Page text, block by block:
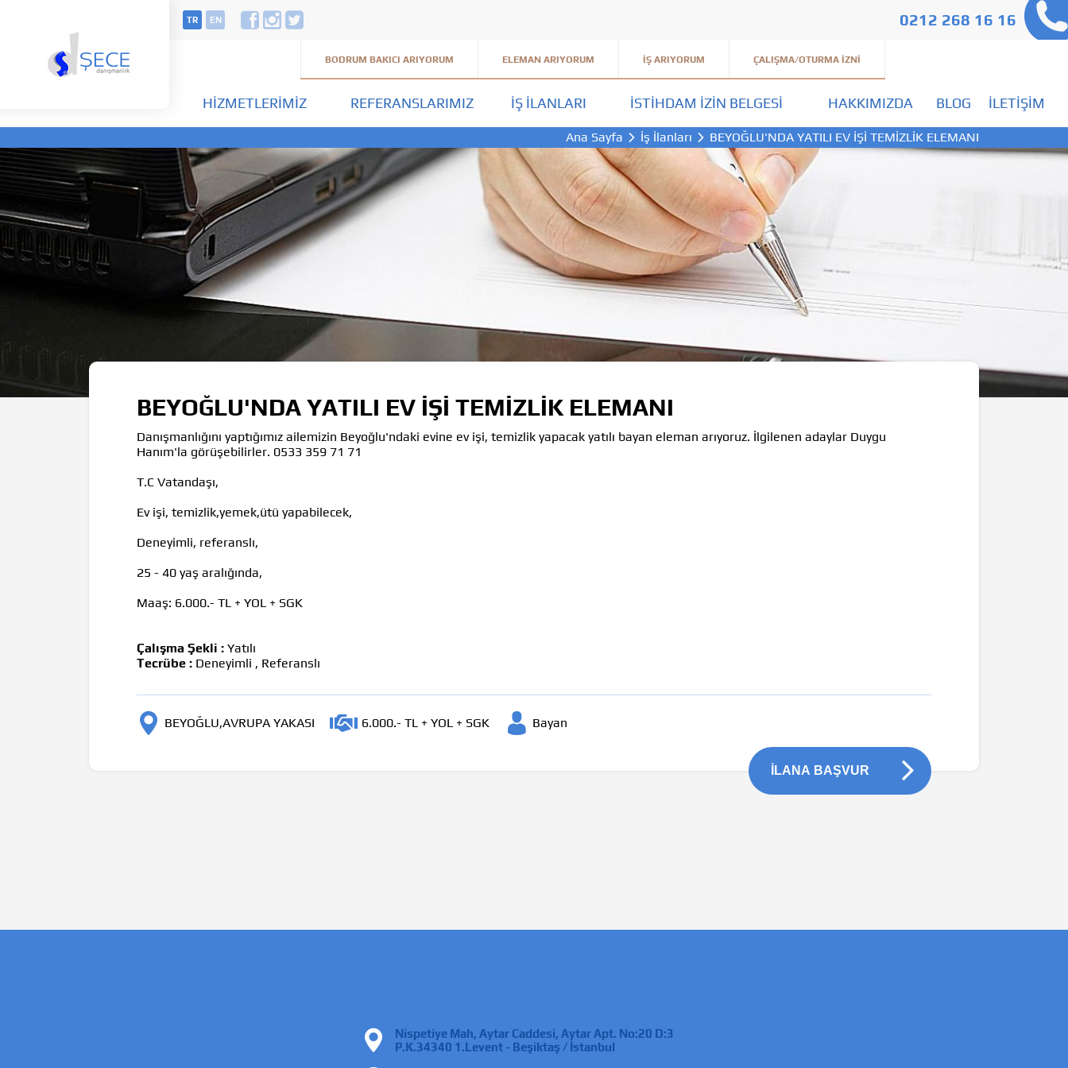
TR EN
BODRUM BAKICI ARIYORUM ELEMAN ARIYORUM İŞ ARIYORUM ÇALIŞMA/OTURMA İZNI
0212 268 16 16
HIZMETLERIMIZ REFERANSLARIMIZ İŞ İLANLARI İSTIHDAM İZIN BELGESI HAKKIMIZDA BLOG İLETIŞIM
Ana Sayfa İş İlanları BEYOĞLU'NDA YATILI EV İŞİ TEMİZLİK ELEMANI
BEYOĞLU'NDA YATILI EV İŞİ TEMİZLİK ELEMANI
Danışmanlığını yaptığımız ailemizin Beyoğlu'ndaki evine ev işi, temizlik yapacak yatılı bayan eleman arıyoruz. İlgilenen adaylar Duygu
Hanım'la görüşebilirler. 0533 359 71 71
T.C Vatandaşı,
Ev işi, temizlik,yemek,ütü yapabilecek,
Deneyimli, referanslı,
25 - 40 yaş aralığında,
Maaş: 6.000.- TL + YOL + SGK
Çalışma Şekli : Yatılı
Tecrübe : Deneyimli , Referanslı
BEYOĞLU,AVRUPA YAKASI 6.000.- TL + YOL + SGK Bayan
İLANA BAŞVUR
Nispetiye Mah, Aytar Caddesi, Aytar Apt. No:20 D:3
P.K.34340 1.Levent - Beşiktaş / İstanbul